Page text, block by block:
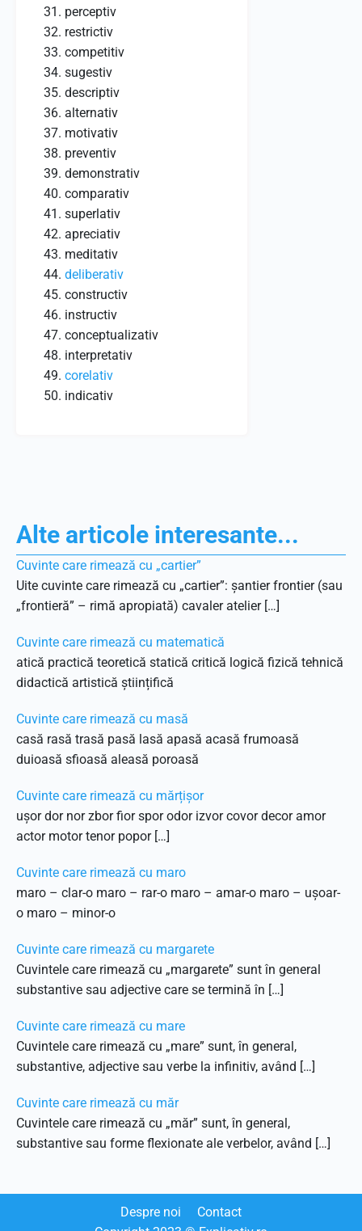
perceptiv
restrictiv
competitiv
sugestiv
descriptiv
alternativ
motivativ
preventiv
demonstrativ
comparativ
superlativ
apreciativ
meditativ
deliberativ
constructiv
instructiv
conceptualizativ
interpretativ
corelativ
indicativ
Alte articole interesante...
Cuvinte care rimează cu „cartier”
Uite cuvinte care rimează cu „cartier”: șantier frontier (sau
„frontieră” – rimă apropiată) cavaler atelier […]
Cuvinte care rimează cu matematică
atică practică teoretică statică critică logică fizică tehnică
didactică artistică științifică
Cuvinte care rimează cu masă
casă rasă trasă pasă lasă apasă acasă frumoasă
duioasă sfioasă aleasă poroasă
Cuvinte care rimează cu mărțișor
ușor dor nor zbor fior spor odor izvor covor decor amor
actor motor tenor popor […]
Cuvinte care rimează cu maro
maro – clar-o maro – rar-o maro – amar-o maro – ușoar-
o maro – minor-o
Cuvinte care rimează cu margarete
Cuvintele care rimează cu „margarete” sunt în general
substantive sau adjective care se termină în […]
Cuvinte care rimează cu mare
Cuvintele care rimează cu „mare” sunt, în general,
substantive, adjective sau verbe la infinitiv, având […]
Cuvinte care rimează cu măr
Cuvintele care rimează cu „măr” sunt, în general,
substantive sau forme flexionate ale verbelor, având […]
Despre noi
Contact